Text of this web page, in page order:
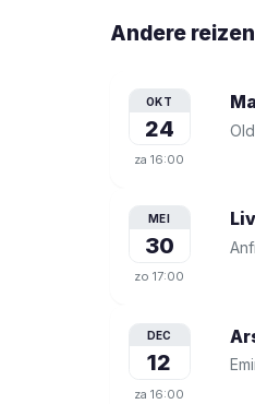
Andere
OKT
24
za 16:00
MEI
30
zo 17:00
DEC
12
za 16:00